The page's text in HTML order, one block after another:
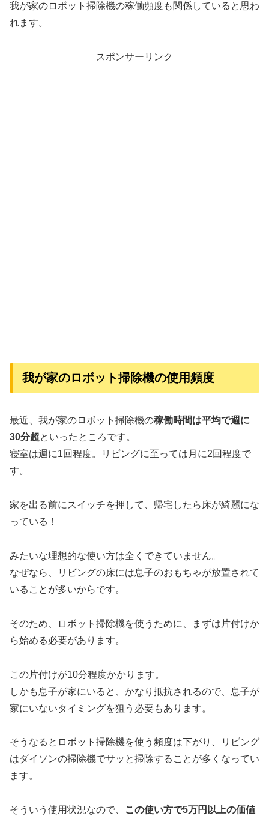
我が家のロボット掃除機の稼働頻度も関係していると思わ
れます。
スポンサーリンク
我が家のロボット掃除機の使用頻度
最近、我が家のロボット掃除機の稼働時間は平均で週に
30分超といったところです。
寝室は週に1回程度。リビングに至っては月に2回程度で
す。
家を出る前にスイッチを押して、帰宅したら床が綺麗にな
っている！
みたいな理想的な使い方は全くできていません。
なぜなら、リビングの床には息子のおもちゃが放置されて
いることが多いからです。
そのため、ロボット掃除機を使うために、まずは片付けか
ら始める必要があります。
この片付けが10分程度かかります。
しかも息子が家にいると、かなり抵抗されるので、息子が
家にいないタイミングを狙う必要もあります。
そうなるとロボット掃除機を使う頻度は下がり、リビング
はダイソンの掃除機でサッと掃除することが多くなってい
ます。
そういう使用状況なので、
この使い方で5万円以上の価値